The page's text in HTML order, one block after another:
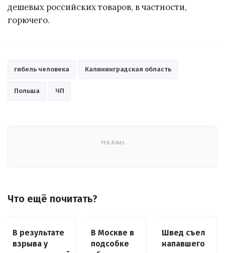
дешевых российских товаров, в частности,
горючего.
гибель человека Калининградская область
Польша ЧП
РЕКЛАМА
Что ещё почитать?
В результате
взрыва у
В Москве в
подсобке
Швед съел
напавшего